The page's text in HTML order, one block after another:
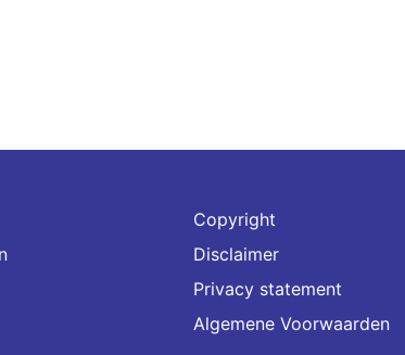
Copyright
Disclaimer
Privacy statement
Algemene Voorwaarden